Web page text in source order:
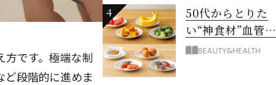
です。極端な制
段階的に進めま
4
50代からとりた
い“神食材”血管と
脳を若々しく保つ
BEAUTY&HEALTH